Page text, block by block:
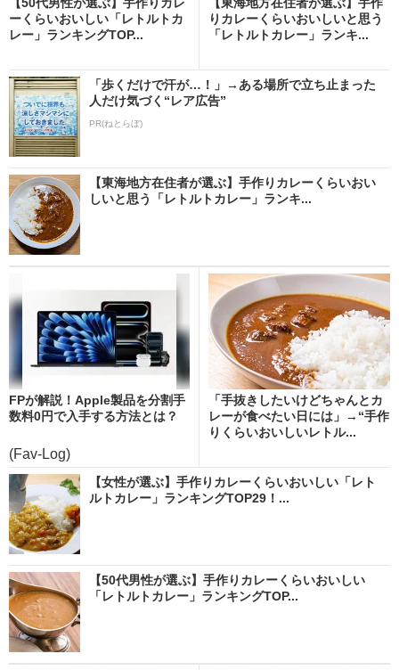
ーくらいおいしい「レトルトカ
レー」ランキングTOP...
りカレーくらいおいしいと思う
「レトルトカレー」ランキ...
「歩くだけで汗が…！」→ある場所で立ち止まった
人だけ気づく“レア広告”
PR(ねとらぼ)
【東海地方在住者が選ぶ】手作りカレーくらいおい
しいと思う「レトルトカレー」ランキ...
FPが解説！Apple製品を分割手
数料0円で入手する方法とは？
(Fav-Log)
「手抜きしたいけどちゃんとカ
レーが食べたい日には」→“手作
りくらいおいしいレトル...
【女性が選ぶ】手作りカレーくらいおいしい「レト
ルトカレー」ランキングTOP29！...
【50代男性が選ぶ】手作りカレーくらいおいしい
「レトルトカレー」ランキングTOP...